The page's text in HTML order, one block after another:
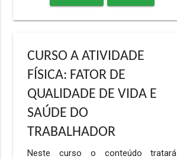
CURSO A ATIVIDADE
FÍSICA: FATOR DE
QUALIDADE DE VIDA E
SAÚDE DO
TRABALHADOR
Neste curso o conteúdo tratará